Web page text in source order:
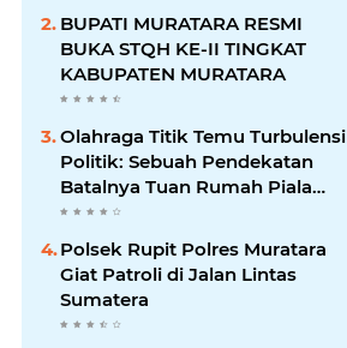
BUPATI MURATARA RESMI
BUKA STQH KE-II TINGKAT
KABUPATEN MURATARA
Olahraga Titik Temu Turbulensi
Politik: Sebuah Pendekatan
Batalnya Tuan Rumah Piala
Dunia U-20
Polsek Rupit Polres Muratara
Giat Patroli di Jalan Lintas
Sumatera